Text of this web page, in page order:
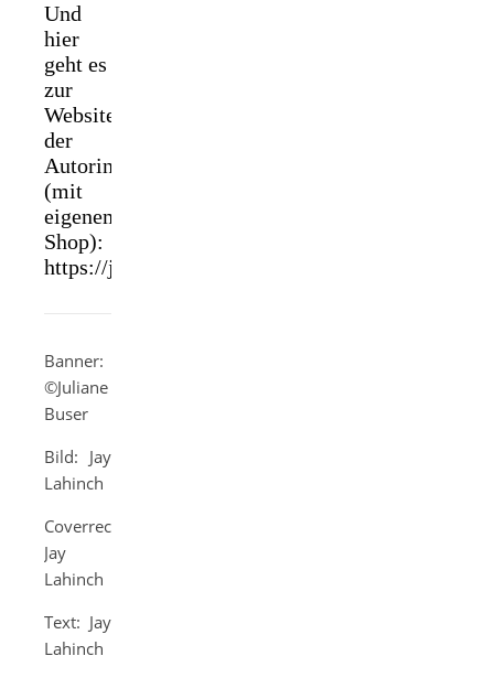
Und
hier
geht es
zur
Website
der
Autorin
(mit
eigenem
Shop):
https://jaylahinch.de
Banner:
©Juliane
Buser
Bild: Jay
Lahinch
Coverrechte:
Jay
Lahinch
Text: Jay
Lahinch